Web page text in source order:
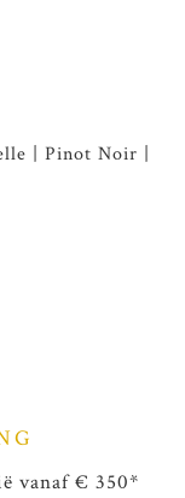
| Pinot Noir |
vanaf € 350*